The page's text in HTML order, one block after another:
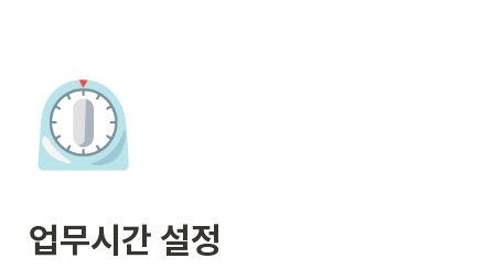
⏲️
업무시간 설정